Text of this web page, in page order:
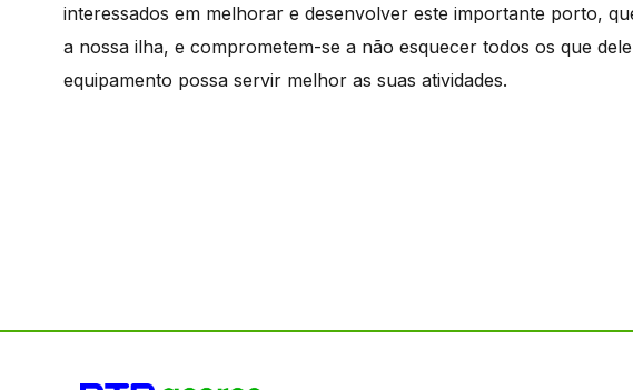
interessados em melhorar e desenvolver este importante porto,
a nossa ilha, e comprometem-se a não esquecer todos os que
equipamento possa servir melhor as suas atividades.